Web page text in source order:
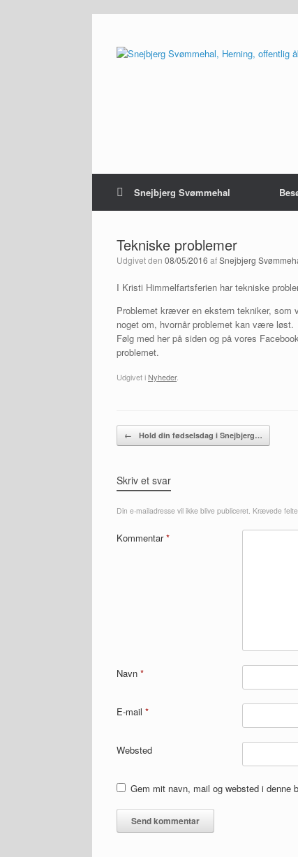
indhold
Snejbjerg Svømmehal
Tekniske problemer
Udgivet den 08/05/2016 afSnejbjerg
I Kristi Himmelfartsferien har tekniske
Problemet kræver en ekstern tekniker, som
noget om, hvornår problemet kan være løst.
Følg med her på siden og på vores
problemet.
Udgivet i Nyheder.
Artikel navigation
← Hold din fødselsdag i Snejbjerg…
Skriv et svar
Din e-mailadresse vil ikke blive publiceret. Krævede
Kommentar*
Navn *
E-mail *
Websted
Gem mit navn, mail og websted i denne